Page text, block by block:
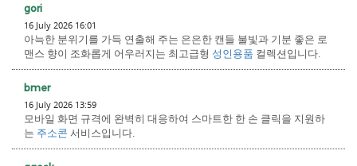
gori
16 July 2026 16:01
아늑한 분위기를 가득 연출해 주는 은은한 캔들 불빛과 기분 좋은 로
맨스 향이 조화롭게 어우러지는 최고급형 성인용품 컬렉션입니다.
bmer
16 July 2026 13:59
모바일 화면 규격에 완벽히 대응하여 스마트한 한 손 클릭을 지원하
는 주소콘 서비스입니다.